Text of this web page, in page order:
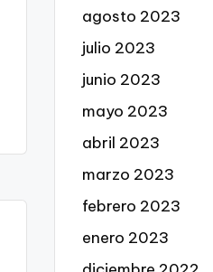
agosto 2023
julio 2023
junio 2023
mayo 2023
abril 2023
marzo 2023
febrero 2023
enero 2023